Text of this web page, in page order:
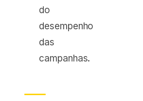
do
desempenho
das
campanhas.